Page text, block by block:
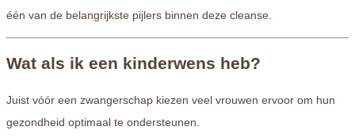
één van de belangrijkste pijlers binnen deze cleanse.
Wat als ik een kinderwens heb?
Juist vóór een zwangerschap kiezen veel vrouwen ervoor om hun
gezondheid optimaal te ondersteunen.